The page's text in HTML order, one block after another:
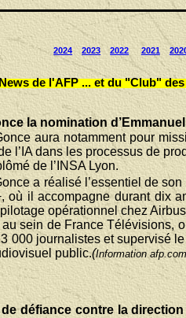
2024 2023 2022 2021
de l'AFP ... et du "Club"
la nomination
aura notamment pour
l’IA dans les processus de
de l’INSA Lyon.
a réalisé l’essentiel de
où il accompagne durant dix
opérationnel chez
sein de France Télévisions,
000 journalistes et supervisé
public.(Information
de défiance contre la